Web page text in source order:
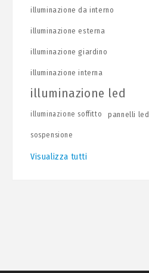
illuminazione da interno
illuminazione esterna
illuminazione giardino
illuminazione interna
illuminazione led
illuminazione soffitto pannelli led
sospensione
Visualizza tutti